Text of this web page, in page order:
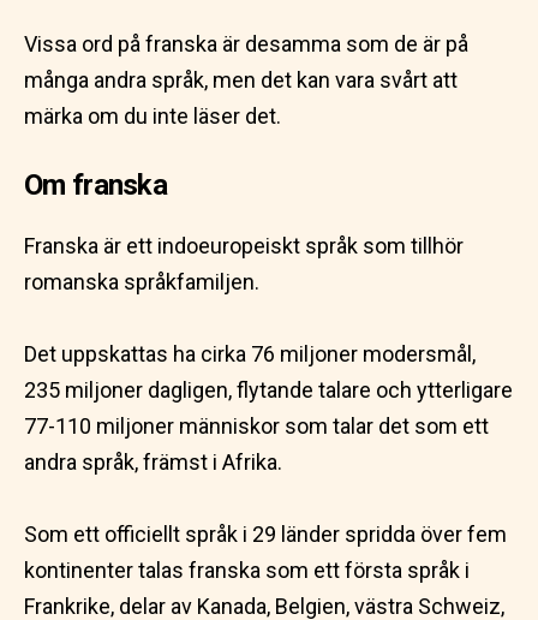
Vissa ord på franska är desamma som de är på
många andra språk, men det kan vara svårt att
märka om du inte läser det.
Om franska
Franska är ett indoeuropeiskt språk som tillhör
romanska språkfamiljen.
Det uppskattas ha cirka 76 miljoner modersmål,
235 miljoner dagligen, flytande talare och ytterligare
77-110 miljoner människor som talar det som ett
andra språk, främst i Afrika.
Som ett officiellt språk i 29 länder spridda över fem
kontinenter talas franska som ett första språk i
Frankrike, delar av Kanada, Belgien, västra Schweiz,